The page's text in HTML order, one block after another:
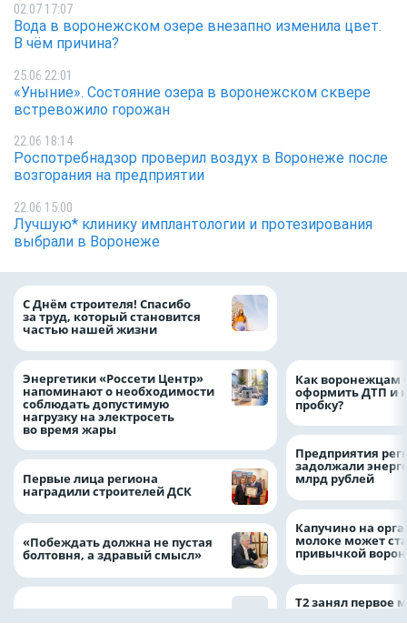
02.07 17:07
Вода в воронежском озере внезапно изменила цвет.
В чём причина?
25.06 22:01
«Уныние». Состояние озера в воронежском сквере
встревожило горожан
22.06 18:14
Роспотребнадзор проверил воздух в Воронеже после
возгорания на предприятии
22.06 15:00
Лучшую* клинику имплантологии и протезирования
выбрали в Воронеже
С Днём строителя! Спасибо
за труд, который становится
частью нашей жизни
Энергетики «Россети Центр»
напоминают о необходимости
соблюдать допустимую
нагрузку на электросеть
во время жары
Первые лица региона
наградили строителей ДСК
«Побеждать должна не пустая
болтовня, а здравый смысл»
Как воронежцам
оформить ДТП и
пробку?
Предприятия
задолжали
млрд рублей
Капучино на
молоке может
привычкой
Т2 занял первое